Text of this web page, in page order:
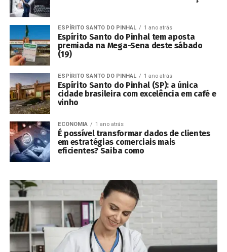
ESPÍRITO SANTO DO PINHAL 1 ano atrás
Espírito Santo do Pinhal tem aposta
premiada na Mega-Sena deste sábado
(19)
ESPÍRITO SANTO DO PINHAL 1 ano atrás
Espírito Santo do Pinhal (SP): a única
cidade brasileira com excelência em café e
vinho
ECONOMIA 1 ano atrás
É possível transformar dados de clientes
em estratégias comerciais mais
eficientes? Saiba como